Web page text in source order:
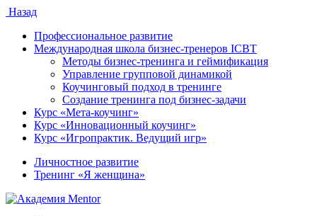
Назад
Профессиональное развитие
Международная школа бизнес-тренеров ICBT
Методы бизнес-тренинга и геймификация
Управление групповой динамикой
Коучинговый подход в тренинге
Создание тренинга под бизнес-задачи
Курс «Мета-коучинг»
Курс «Инновационный коучинг»
Курс «Игропрактик. Ведущий игр»
Личностное развитие
Тренинг «Я женщина»